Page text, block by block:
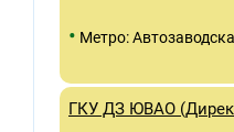
• Метро:
ГКУ ДЗ ЮВАО